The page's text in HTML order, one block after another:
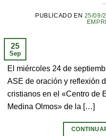
PUBLICADO EN 25/09/
25
Sep
El miércoles 24 de
ASE de oración y reflexión
cristianos en el «Centro de
Medina Olmos» de la […]